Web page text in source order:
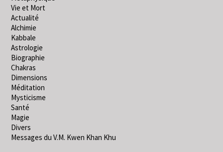
Vie et Mort
Actualité
Alchimie
Kabbale
Astrologie
Biographie
Chakras
Dimensions
Méditation
Mysticisme
Santé
Magie
Divers
Messages du V.M. Kwen Khan Khu